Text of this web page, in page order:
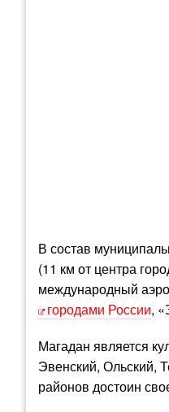
В состав
(11 км от центра
международный
городами России,
Магадан является
Эвенский, Ольский,
районов достоин